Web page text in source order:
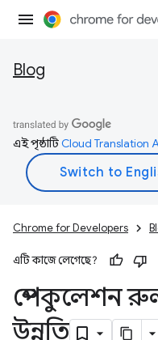
Blog
এই পৃষ্ঠাটিCloud Translation
Chrome for Developers
এটি কাজে লেগেছে?
স্পেকুলেশন
উন্নতি